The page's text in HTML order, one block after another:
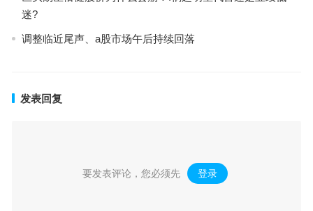
迷?
调整临近尾声、a股市场午后持续回落
发表回复
要发表评论，您必须先 登录 。